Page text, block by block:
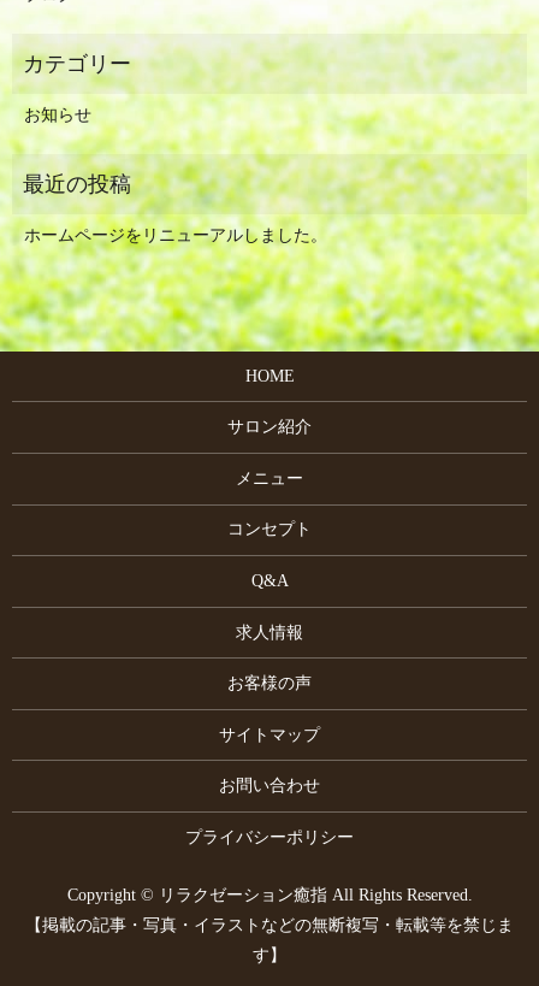
お知らせ
ホームページをリニューアルしました。
HOME
サロン紹介
メニュー
コンセプト
Q&A
求人情報
お客様の声
サイトマップ
お問い合わせ
プライバシーポリシー
Copyright © リラクゼーション癒指 All Rights Reserved.
【掲載の記事・写真・イラストなどの無断複写・転載等を禁じま
す】